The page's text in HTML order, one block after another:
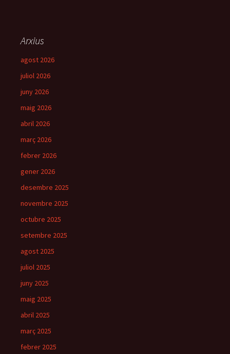
Arxius
agost 2026
juliol 2026
juny 2026
maig 2026
abril 2026
març 2026
febrer 2026
gener 2026
desembre 2025
novembre 2025
octubre 2025
setembre 2025
agost 2025
juliol 2025
juny 2025
maig 2025
abril 2025
març 2025
febrer 2025